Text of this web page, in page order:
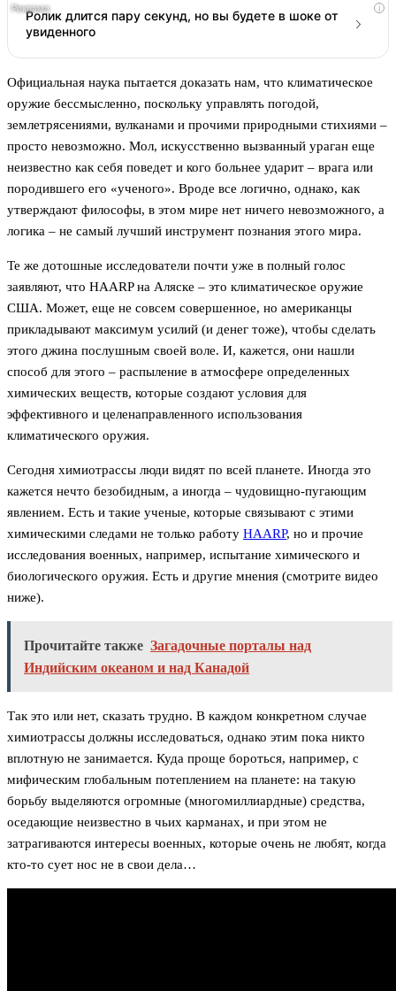
i
Ролик длится пару секунд, но вы будете в шоке от
увиденного
Официальная наука пытается доказать нам, что климатическое
оружие бессмысленно, поскольку управлять погодой,
землетрясениями, вулканами и прочими природными стихиями –
просто невозможно. Мол, искусственно вызванный ураган еще
неизвестно как себя поведет и кого больнее ударит – врага или
породившего его «ученого». Вроде все логично, однако, как
утверждают философы, в этом мире нет ничего невозможного, а
логика – не самый лучший инструмент познания этого мира.
Те же дотошные исследователи почти уже в полный голос
заявляют, что HAARP на Аляске – это климатическое оружие
США. Может, еще не совсем совершенное, но американцы
прикладывают максимум усилий (и денег тоже), чтобы сделать
этого джина послушным своей воле. И, кажется, они нашли
способ для этого – распыление в атмосфере определенных
химических веществ, которые создают условия для
эффективного и целенаправленного использования
климатического оружия.
Сегодня химиотрассы люди видят по всей планете. Иногда это
кажется нечто безобидным, а иногда – чудовищно-пугающим
явлением. Есть и такие ученые, которые связывают с этими
химическими следами не только работу HAARP, но и прочие
исследования военных, например, испытание химического и
биологического оружия. Есть и другие мнения (смотрите видео
ниже).
Прочитайте также Загадочные порталы над
Индийским океаном и над Канадой
Так это или нет, сказать трудно. В каждом конкретном случае
химиотрассы должны исследоваться, однако этим пока никто
вплотную не занимается. Куда проще бороться, например, с
мифическим глобальным потеплением на планете: на такую
борьбу выделяются огромные (многомиллиардные) средства,
оседающие неизвестно в чьих карманах, и при этом не
затрагиваются интересы военных, которые очень не любят, когда
кто-то сует нос не в свои дела…